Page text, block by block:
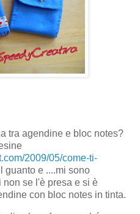
tra agendine e bloc notes?
2009/05/come-ti-
guanto e ....mi sono
se l'è presa e si è
con bloc notes in tinta.